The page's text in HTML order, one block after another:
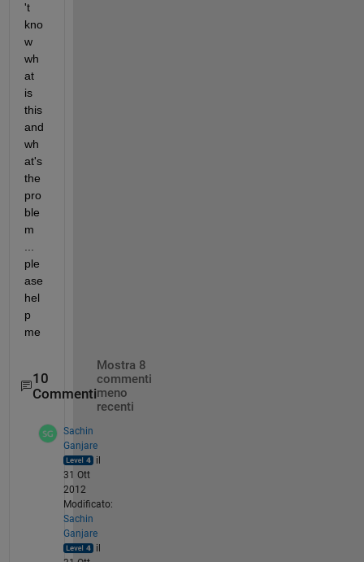
't
kno
w
wh
at
is
this
and
wh
at's
the
pro
ble
m
ple
ase
hel
p
me
10
Commenti
Mostra 8
commenti
meno
recenti
Sachin
Ganjare
il
31 Ott
2012
Modificato:
Sachin
Ganjare
il